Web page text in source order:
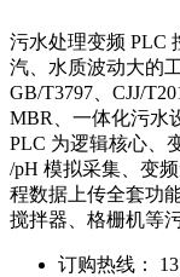
污水处理变频 PLC
汽、水质波动大的
GB/T3797、CJJ/
MBR、一体化污水
PLC 为逻辑核心、
/pH 模拟采集、变
程数据上传全套功
搅拌器、格栅机等
订购热线：